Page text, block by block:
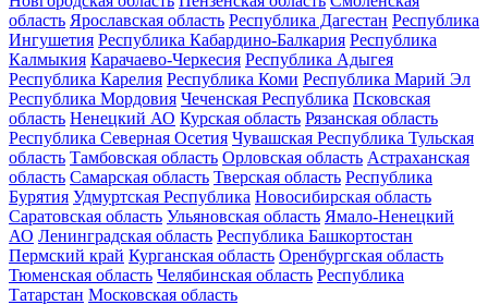
область Ярославская область Республика Дагестан Республика
Ингушетия Республика Кабардино-Балкария Республика
Калмыкия Карачаево-Черкесия Республика Адыгея
Республика Карелия Республика Коми Республика Марий Эл
Республика Мордовия Чеченская Республика Псковская
область Ненецкий АО Курская область Рязанская область
Республика Северная Осетия Чувашская Республика Тульская
область Тамбовская область Орловская область Астраханская
область Самарская область Тверская область Республика
Бурятия Удмуртская Республика Новосибирская область
Саратовская область Ульяновская область Ямало-Ненецкий
АО Ленинградская область Республика Башкортостан
Пермский край Курганская область Оренбургская область
Тюменская область Челябинская область Республика
Татарстан Московская область